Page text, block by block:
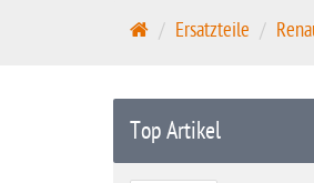
S
t
Ersatzteile
Top Artikel